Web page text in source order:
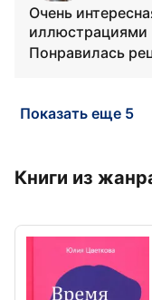
Очень
иллюстрациями
Понравилась
Показать еще 5
Книги из